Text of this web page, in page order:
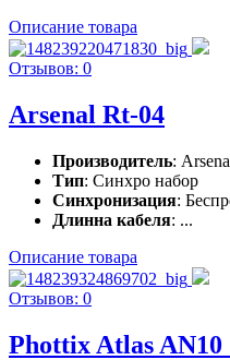
Описание товара
Отзывов: 0
Arsenal Rt-04
Производитель:
Тип: Синхро набор
Синхронизация:
Длинна кабеля: ...
Описание товара
Отзывов: 0
Phottix Atlas AN10